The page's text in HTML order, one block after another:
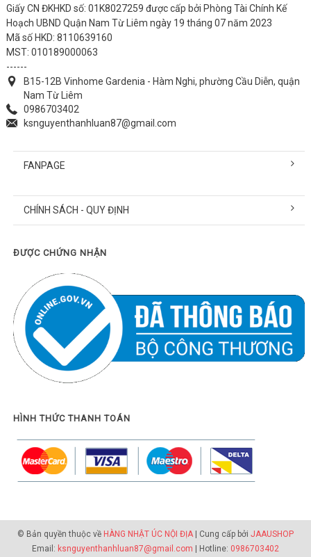
Giấy CN ĐKHKD số: 01K8027259 được cấp bởi Phòng Tài Chính Kế
Hoạch UBND Quận Nam Từ Liêm ngày 19 tháng 07 năm 2023
Mã số HKD: 8110639160
MST: 010189000063
------
B15-12B Vinhome Gardenia - Hàm Nghi, phường Cầu Diễn, quận
Nam Từ Liêm
0986703402
ksnguyenthanhluan87@gmail.com
FANPAGE
CHÍNH SÁCH - QUY ĐỊNH
ĐƯỢC CHỨNG NHẬN
HÌNH THỨC THANH TOÁN
© Bản quyền thuộc về HÀNG NHẬT ÚC NỘI ĐỊA | Cung cấp bởi JAAUSHOP
Email: ksnguyenthanhluan87@gmail.com | Hotline: 0986703402